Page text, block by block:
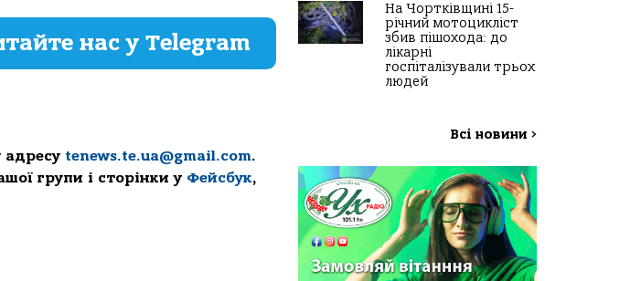
нас у Telegram
адресу tenews.te.ua@gmail.com.
групи і сторінки у Фейсбук,
На Чортківщині 15-
річний мотоцикліст
збив пішохода: до
лікарні
госпіталізували трьох
людей
Всі новини >